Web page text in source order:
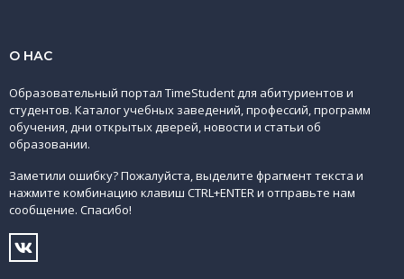
О НАС
Образовательный портал TimeStudent для абитуриентов и
студентов. Каталог учебных заведений, профессий, программ
обучения, дни открытых дверей, новости и статьи об
образовании.
Заметили ошибку? Пожалуйста, выделите фрагмент текста и
нажмите комбинацию клавиш CTRL+ENTER и отправьте нам
сообщение. Спасибо!